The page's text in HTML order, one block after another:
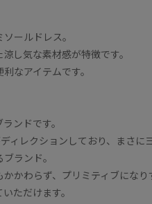
ールドレス。
し気な素材感が特徴です。
なアイテムです。
ンドです。
ィレクションしており、まさに
ランド。
かわらず、プリミティブになり
ただけます。